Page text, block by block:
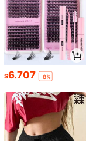
$6.707 -8%